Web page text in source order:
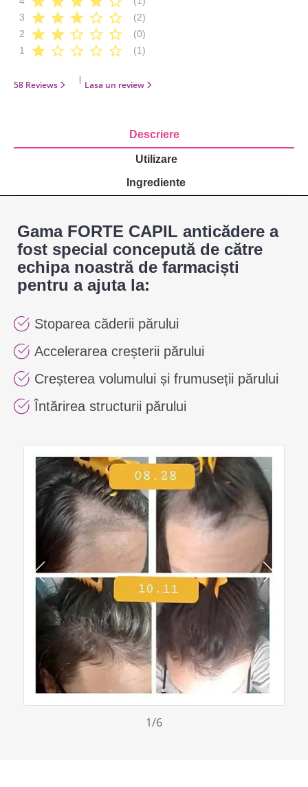
3
star star star star_border star_border
(2)
2
star star star_border star_border star_border
(0)
1
star star_border star_border star_border star_border (1)
58 Reviews
|
Lasa un review
Descriere
Utilizare
Ingrediente
Gama FORTE CAPIL anticădere a
fost special concepută de către
echipa noastră de farmaciști
pentru a ajuta la:
Stoparea căderii părului
Accelerarea creșterii părului
Creșterea volumului și frumuseții părului
Întărirea structurii părului
1/6